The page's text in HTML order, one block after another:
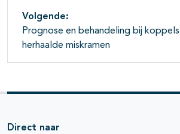
Volgende:
Prognose en behandeling bij
herhaalde miskramen
Direct naar